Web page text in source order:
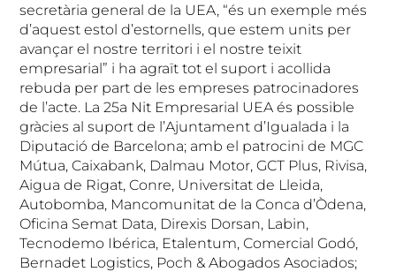
secretària general de la UEA, “és un exemple més
d’aquest estol d’estornells, que estem units per
avançar el nostre territori i el nostre teixit
empresarial” i ha agraït tot el suport i acollida
rebuda per part de les empreses patrocinadores
de l’acte. La 25a Nit Empresarial UEA és possible
gràcies al suport de l’Ajuntament d’Igualada i la
Diputació de Barcelona; amb el patrocini de MGC
Mútua, Caixabank, Dalmau Motor, GCT Plus, Rivisa,
Aigua de Rigat, Conre, Universitat de Lleida,
Autobomba, Mancomunitat de la Conca d’Òdena,
Oficina Semat Data, Direxis Dorsan, Labin,
Tecnodemo Ibérica, Etalentum, Comercial Godó,
Bernadet Logistics, Poch & Abogados Asociados;